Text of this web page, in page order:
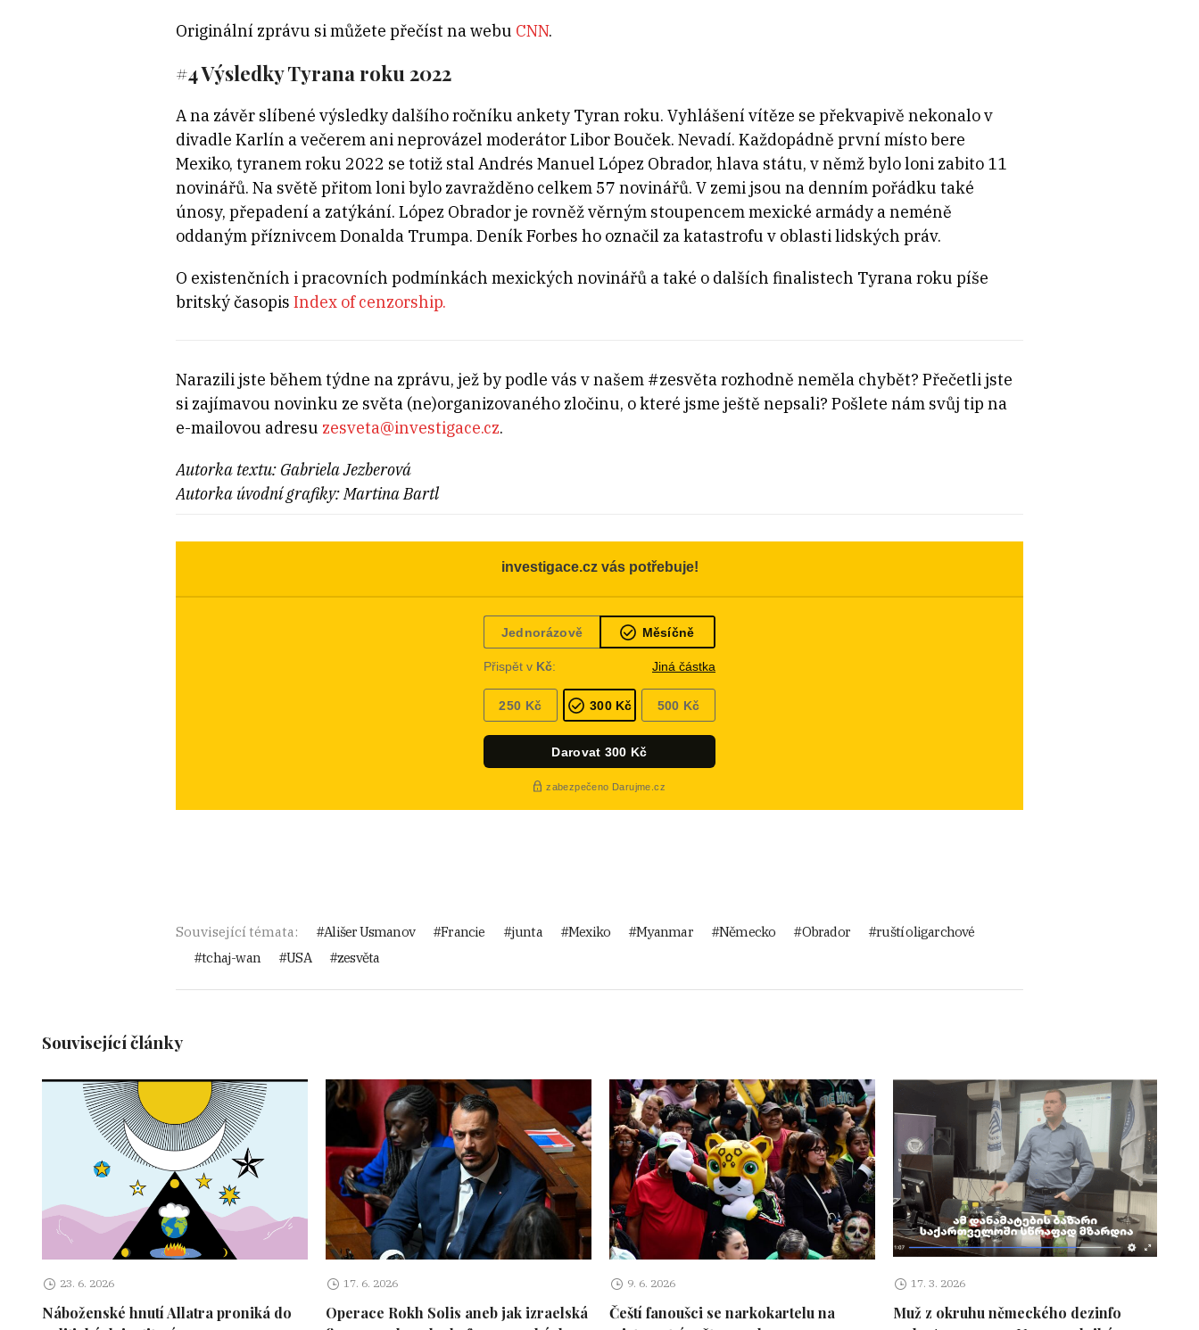
Originální zprávu si můžete přečíst na webu CNN.
#4 Výsledky Tyrana roku 2022
A na závěr slíbené výsledky dalšího ročníku ankety Tyran roku. Vyhlášení vítěze se překvapivě nekonalo v
divadle Karlín a večerem ani neprovázel moderátor Libor Bouček. Nevadí. Každopádně první místo bere
Mexiko, tyranem roku 2022 se totiž stal Andrés Manuel López Obrador, hlava státu, v němž bylo loni zabito 11
novinářů. Na světě přitom loni bylo zavražděno celkem 57 novinářů. V zemi jsou na denním pořádku také
únosy, přepadení a zatýkání. López Obrador je rovněž věrným stoupencem mexické armády a neméně
oddaným příznivcem Donalda Trumpa. Deník Forbes ho označil za katastrofu v oblasti lidských práv.
O existenčních i pracovních podmínkách mexických novinářů a také o dalších finalistech Tyrana roku píše
britský časopis Index of cenzorship.
Narazili jste během týdne na zprávu, jež by podle vás v našem #zesvěta rozhodně neměla chybět? Přečetli jste
si zajímavou novinku ze světa (ne)organizovaného zločinu, o které jsme ještě nepsali? Pošlete nám svůj tip na
e-mailovou adresu zesveta@investigace.cz.
Autorka textu: Gabriela Jezberová
Autorka úvodní grafiky: Martina Bartl
Související témata: Ališer Usmanov Francie junta Mexiko Myanmar Německo Obrador
ruští oligarchové
tchaj-wan
USA zesvěta
Související články
23. 6. 2026
Náboženské hnutí Allatra proniká do
17. 6. 2026
Operace Rokh Solis aneb jak izraelská
9. 6. 2026
Čeští fanoušci se narkokartelu na
17. 3. 2026
Muž z okruhu německého dezinfo